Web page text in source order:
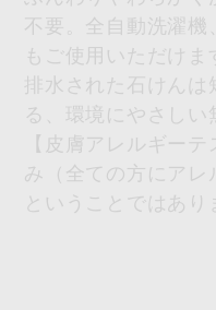
不要。全自動洗濯機
もご使用いただけま
排水された石けん
る、環境にやさしい
【皮膚アレルギー
み（全ての方にアレ
ということではあり